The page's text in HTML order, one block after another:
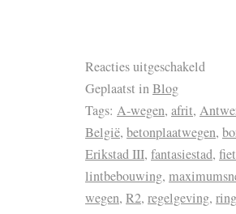
Reacties uitgeschakeld
Geplaatst inBlog
Tags: A-wegen, afrit,
België, betonplaatwegen,
Erikstad III, fantasiestad,
lintbebouwing,
wegen, R2, regelgeving, ring